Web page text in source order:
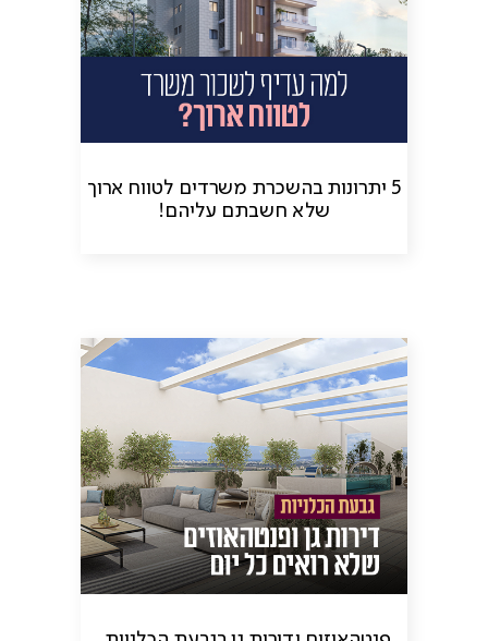
5 יתרונות בהשכרת משרדים לטווח ארוך
שלא חשבתם עליהם!